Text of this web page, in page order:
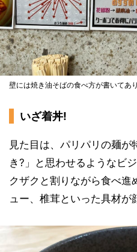
壁には焼き油そばの食べ方が書いてあ
いざ着丼!
見た目は、パリパリの麺
き?」と思わせるようなビ
クザクと割りながら食べ進
ュー、椎茸といった具材が